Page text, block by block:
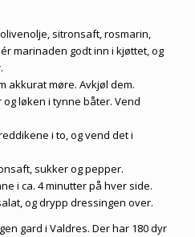
sitronsaft, rosmarin,
marinaden godt inn i kjøttet, og
akkurat møre. Avkjøl dem.
løken i tynne båter. Vend
i to, og vend det i
sukker og pepper.
i ca. 4 minutter på hver side.
og drypp dressingen over.
gard i Valdres. Der har 180 dyr